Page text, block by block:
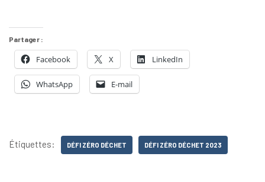
Partager :
Facebook X LinkedIn
WhatsApp E-mail
Étiquettes: DÉFI ZÉRO DÉCHET DÉFI ZÉRO DÉCHET 2023